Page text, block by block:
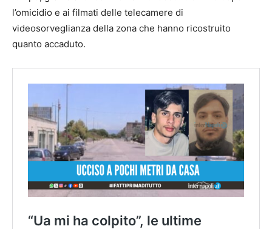
l’omicidio e ai filmati delle telecamere di
videosorveglianza della zona che hanno ricostruito
quanto accaduto.